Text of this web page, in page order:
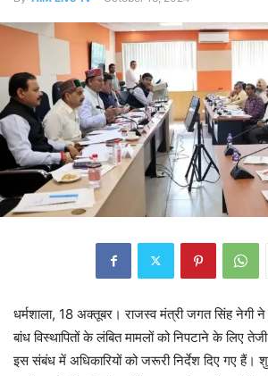
धर्मशाला, 18 अक्तूबर। राजस्व मंत्री जगत सिंह नेगी ने
बांध विस्थापितों के लंबित मामलों को निपटाने के लिए
इस संबंध में अधिकारियों को जरूरी निर्देश दिए गए हैं।